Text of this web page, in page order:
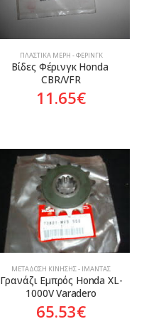
ΠΛΑΣΤΙΚΆ ΜΈΡΗ - ΦΈΡΙΝΓΚ
Βίδες Φέρινγκ Honda
CBR/VFR
11.65€
ΜΕΤΆΔΟΣΗ ΚΊΝΗΣΗΣ - ΙΜΆΝΤΑΣ
Γρανάζι Εμπρός Honda XL-
1000V Varadero
65.53€